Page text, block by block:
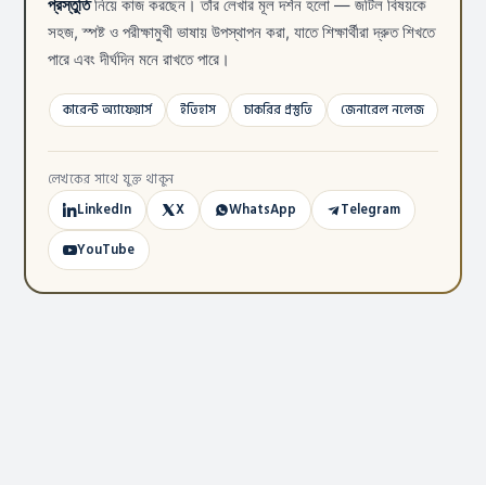
প্রস্তুতিনিয়ে কাজ করছেন। তাঁর লেখার মূল দর্শন হলো — জটিল বিষয়কে
সহজ, স্পষ্ট ও পরীক্ষামুখী ভাষায় উপস্থাপন করা, যাতে শিক্ষার্থীরা দ্রুত শিখতে
পারে এবং দীর্ঘদিন মনে রাখতে পারে।
কারেন্ট অ্যাফেয়ার্স ইতিহাস চাকরির প্রস্তুতি জেনারেল নলেজ
লেখকের সাথে যুক্ত থাকুন
LinkedIn X WhatsApp
Telegram
YouTube